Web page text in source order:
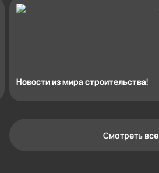
Новости из мира строительства!
Смотреть все